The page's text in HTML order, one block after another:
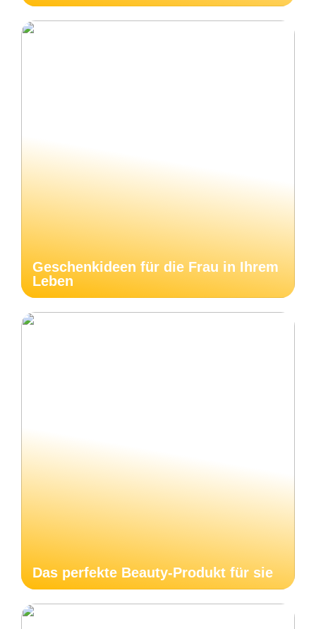
Geschenkideen für die Frau in Ihrem
Leben
Das perfekte Beauty-Produkt für sie